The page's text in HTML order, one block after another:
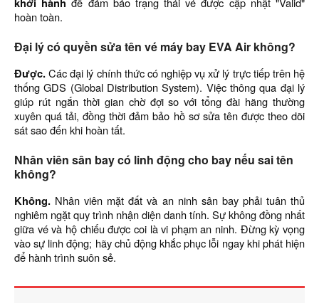
hoàn toàn.
Đại lý có quyền sửa tên vé máy bay EVA Air không?
Được.Các đại lý chính thức có nghiệp vụ xử lý trực tiếp trên hệ
thống GDS (Global Distribution System). Việc thông qua đại lý
giúp rút ngắn thời gian chờ đợi so với tổng đài hãng thường
xuyên quá tải, đồng thời đảm bảo hồ sơ sửa tên được theo dõi
sát sao đến khi hoàn tất.
Nhân viên sân bay có linh động cho bay nếu sai tên
không?
Không. Nhân viên mặt đất và an ninh sân bay phải tuân thủ
nghiêm ngặt quy trình nhận diện danh tính. Sự không đồng nhất
giữa vé và hộ chiếu được coi là vi phạm an ninh. Đừng kỳ vọng
vào sự linh động; hãy chủ động khắc phục lỗi ngay khi phát hiện
để hành trình suôn sẻ.